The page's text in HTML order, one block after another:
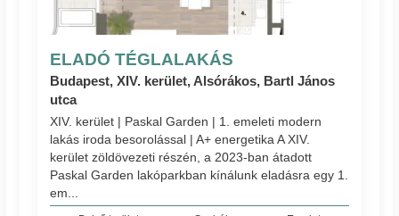
ELADÓ TÉGLALAKÁS
Budapest, XIV. kerület, Alsórákos, Bartl János
utca
XIV. kerület | Paskal Garden | 1. emeleti modern
lakás iroda besorolással | A+ energetika A XIV.
kerület zöldövezeti részén, a 2023-ban átadott
Paskal Garden lakóparkban kínálunk eladásra egy 1.
em...